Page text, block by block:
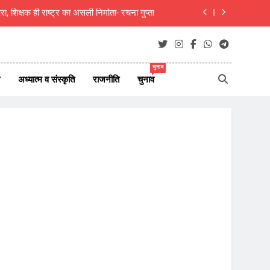
कार, एक ही परिवार के 5 लोगों की मौत, 1 लापता
की पत्नी संगीता ने वापस ली तलाक की अर्जी
अध्यात्म व संस्कृति राजनीति चुनाव
चुनाव